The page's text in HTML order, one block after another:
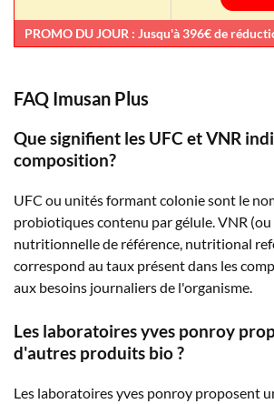
PROMO DU JOUR : Jusqu'à 396€ de
FAQ Imusan Plus
Que signifient les UFC et VNR
composition?
UFC ou unités formant colonie sont le
probiotiques contenu par gélule. VNR
nutritionnelle de référence, nutritional
correspond au taux présent dans les
aux besoins journaliers de l'organisme.
Les laboratoires yves ponroy
d'autres produits bio ?
Les laboratoires yves ponroy proposent